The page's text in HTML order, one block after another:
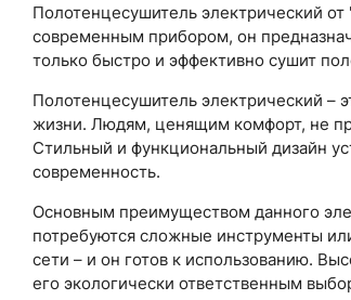
Полотенцесушитель электрический
современным прибором, он
только быстро и эффективно сушит
Полотенцесушитель электрический –
жизни. Людям, ценящим комфорт, не
Стильный и функциональный дизайн
современность.
Основным преимуществом данного
потребуются сложные инструменты
сети – и он готов к использованию.
его экологически ответственным